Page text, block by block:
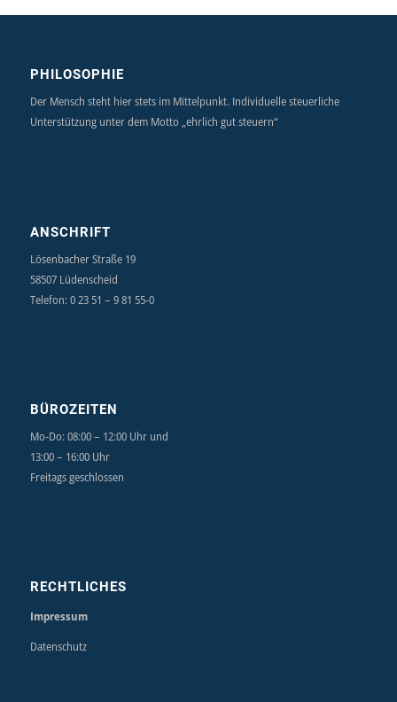
PHILOSOPHIE
Der Mensch steht hier stets im Mittelpunkt. Individuelle steuerliche
Unterstützung unter dem Motto „ehrlich gut steuern“
ANSCHRIFT
Lösenbacher Straße 19
58507 Lüdenscheid
Telefon: 0 23 51 – 9 81 55-0
BÜROZEITEN
Mo-Do: 08:00 – 12:00 Uhr und
13:00 – 16:00 Uhr
Freitags geschlossen
RECHTLICHES
Impressum
Datenschutz